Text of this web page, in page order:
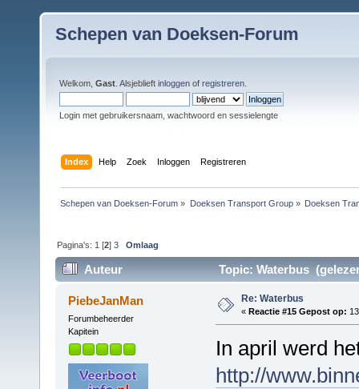
Schepen van Doeksen-Forum
Welkom, Gast . Alsjeblieft inloggen of registreren
Login met gebruikersnaam, wachtwoord en sessielengte
Index Help Zoek Inloggen Registreren
Schepen van Doeksen-Forum » Doeksen Transport Group» Doeksen
Pagina's: 1 [2]3 Omlaag
Auteur Topic: Waterbus
PiebeJanMan
Forumbeheerder
Kapitein
Re: Waterbus
« Reactie #15 Gepost op:
In april werd
http://